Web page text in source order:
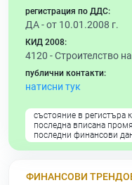
регистрация по ДДС:
ДА - от 10.01.2008 г.
КИД 2008:
4120 -Строителство
публични контакти:
натисни тук
състояние в регистъра
последна вписана
последни финансови
ФИНАНСОВИ